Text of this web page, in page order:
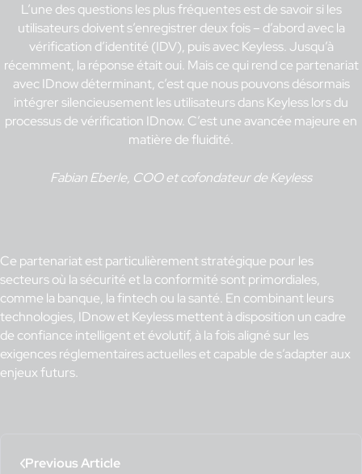
L’une des questions les plus fréquentes est de savoir si les
utilisateurs doivent s’enregistrer deux fois – d’abord avec la
vérification d’identité (IDV), puis avec Keyless. Jusqu’à
récemment, la réponse était oui. Mais ce qui rend ce partenariat
avec IDnow déterminant, c’est que nous pouvons désormais
intégrer silencieusement les utilisateurs dans Keyless lors du
processus de vérification IDnow. C’est une avancée majeure en
matière de fluidité.
Fabian Eberle, COO et cofondateur de Keyless
Ce partenariat est particulièrement stratégique pour les
secteurs où la sécurité et la conformité sont primordiales,
comme la banque, la fintech ou la santé. En combinant leurs
technologies, IDnow et Keyless mettent à disposition un cadre
de confiance intelligent et évolutif, à la fois aligné sur les
exigences réglementaires actuelles et capable de s’adapter aux
enjeux futurs.
Previous Article